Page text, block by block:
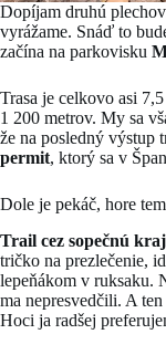
Dopíjam druhú
vyrážame. Snáď to
začína na parkovisku
Trasa je celkovo asi
1 200 metrov. My sa
že na posledný výstup
permit, ktorý sa v
Dole je pekáč, hore
Trail cez sopečnú
tričko na prezlečenie,
lepeňákom v ruksaku.
ma nepresvedčili. A
Hoci ja radšej